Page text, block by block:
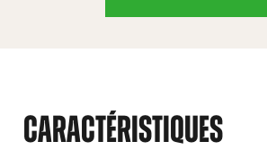
CARACTÉRISTIQUES